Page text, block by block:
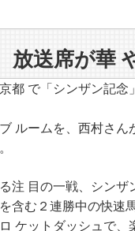
送席が華
都 で「シンザン記念
ルームを、西村さん
注 目の一戦、シンザ
含む２連勝中の快速
ケットダッシュで、